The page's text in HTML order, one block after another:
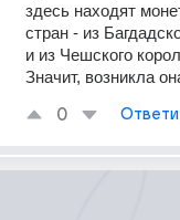
здесь находят
стран - из
и из Чешского
Значит, возникла
0